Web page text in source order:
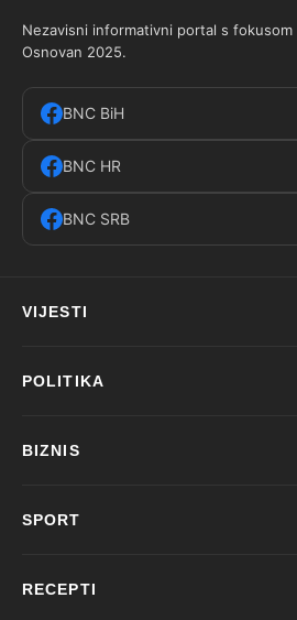
Nezavisni informativni portal s fokusom
Osnovan 2025.
BNC BiH
BNC HR
BNC SRB
VIJESTI
POLITIKA
BIZNIS
SPORT
RECEPTI